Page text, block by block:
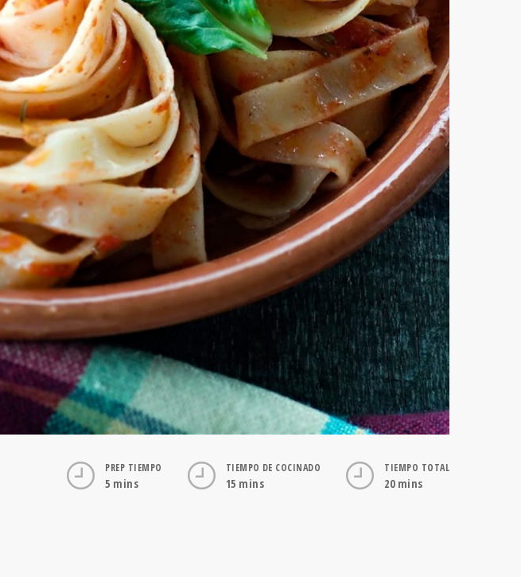
PREP TIEMPO
5 mins
TIEMPO DE COCINADO
15 mins
TIEMPO TOTAL
20 mins